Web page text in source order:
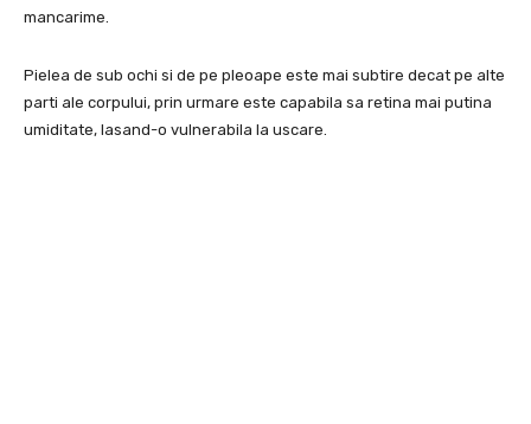
mancarime.
Pielea de sub ochi si de pe pleoape este mai subtire decat pe alte
parti ale corpului, prin urmare este capabila sa retina mai putina
umiditate, lasand-o vulnerabila la uscare.